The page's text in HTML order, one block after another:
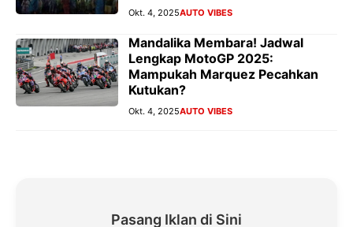
Okt. 4, 2025AUTO VIBES
Mandalika Membara! Jadwal
Lengkap MotoGP 2025:
Mampukah Marquez Pecahkan
Kutukan?
Okt. 4, 2025AUTO VIBES
Pasang Iklan di Sini